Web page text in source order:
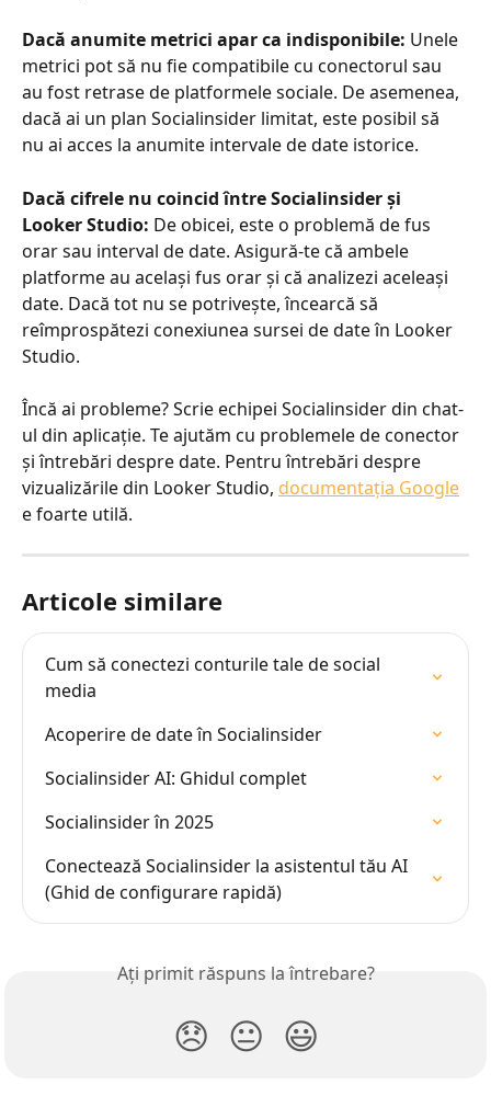
Dacă anumite metrici apar ca indisponibile: Unele
metrici pot să nu fie compatibile cu conectorul sau
au fost retrase de platformele sociale. De asemenea,
dacă ai un plan Socialinsider limitat, este posibil să
nu ai acces la anumite intervale de date istorice.
Dacă cifrele nu coincid între Socialinsider și
Looker Studio: De obicei, este o problemă de fus
orar sau interval de date. Asigură-te că ambele
platforme au același fus orar și că analizezi aceleași
date. Dacă tot nu se potrivește, încearcă să
reîmprospătezi conexiunea sursei de date în Looker
Studio.
Încă ai probleme? Scrie echipei Socialinsider din chat-
ul din aplicație. Te ajutăm cu problemele de conector
și întrebări despre date. Pentru întrebări despre
vizualizările din Looker Studio, documentația Google
e foarte utilă.
Articole similare
Cum să conectezi conturile tale de social
media
Acoperire de date în Socialinsider
Socialinsider AI: Ghidul complet
Socialinsider în 2025
Conectează Socialinsider la asistentul tău AI
(Ghid de configurare rapidă)
Ați primit răspuns la întrebare?
😞 😐 😃